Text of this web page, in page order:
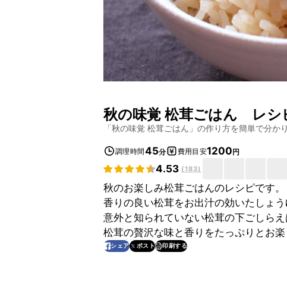
秋の味覚 松茸ごはん レシ
「秋の味覚 松茸ごはん 」の作り方を簡単で分か
調理時間45分 費用目安1200円
4.53 (183)
秋のお楽しみ松茸ごはんのレシピです。
香りの良い松茸をお出汁の効いたしょう
意外と知られていない松茸の下ごしらえ
松茸の贅沢な味と香りをたっぷりとお楽
シェア ポスト 印刷する